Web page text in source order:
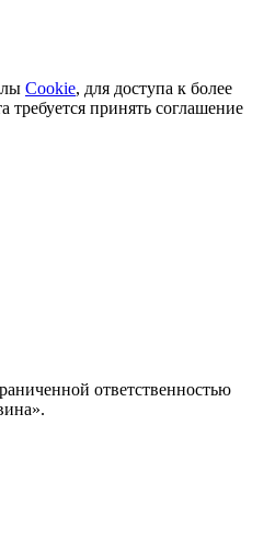
Cookie, для доступа к более
принять соглашение
ответственностью